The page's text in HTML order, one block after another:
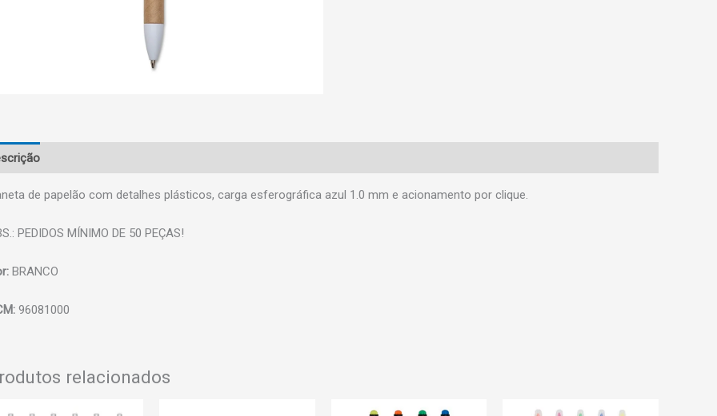
de papelão com detalhes plásticos, carga esferográfica azul 1.0 mm e acionamento por clique.
PEDIDOS MÍNIMO DE 50 PEÇAS!
BRANCO
96081000
relacionados